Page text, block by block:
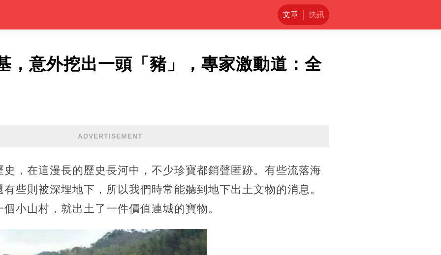
文章 快訊
，意外挖出一頭「豬」，專家激動道：全
ADVERTISEMENT
，在這漫長的歷史長河中，不少珍寶都銷聲匿跡。有些流落海
些則被深埋地下，所以我們時常能聽到地下出土文物的消息。
小山村，就出土了一件價值連城的寶物。